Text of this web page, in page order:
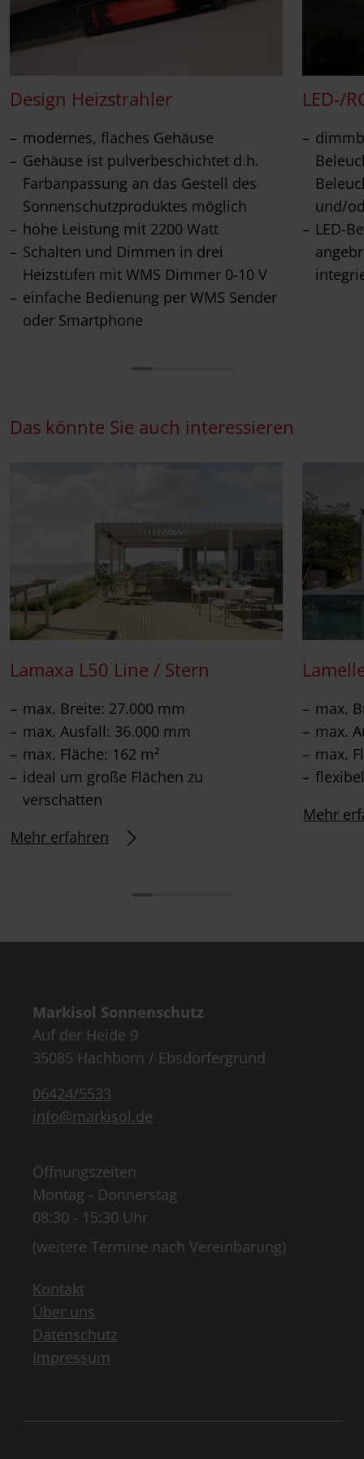
Design Heizstrahler
modernes, flaches Gehäuse
Gehäuse ist pulverbeschichtet d.h.
Farbanpassung an das Gestell des
Sonnenschutzproduktes möglich
hohe Leistung mit 2200 Watt
Schalten und Dimmen in drei
Heizstufen mit WMS Dimmer 0-10 V
einfache Bedienung per WMS Sender
oder Smartphone
LED-/
und/
LED-
Das könnte Sie auch interessieren
Lamaxa L50 Line / Stern
max. Breite: 27.000 mm
max. Ausfall: 36.000 mm
max. Fläche: 162 m²
ideal um große Flächen zu
verschatten
Mehr erfahren
max.
max.
max.
Mehr
Markisol Sonnenschutz
Auf der Heide 9
35085 Hachborn / Ebsdorfergrund
06424/5533
info@markisol.de
Öffnungszeiten
Montag - Donnerstag
08:30 - 15:30 Uhr
(weitere Termine nach Vereinbarung)
Kontakt
Über uns
Datenschutz
Impressum